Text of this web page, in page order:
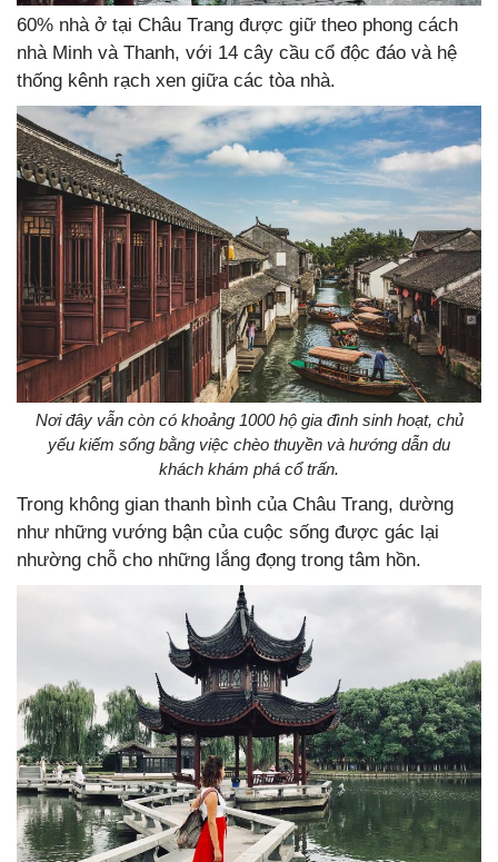
60% nhà ở tại Châu Trang được giữ theo phong cách
nhà Minh và Thanh, với 14 cây cầu cổ độc đáo và hệ
thống kênh rạch xen giữa các tòa nhà.
Nơi đây vẫn còn có khoảng 1000 hộ gia đình sinh hoạt, chủ
yếu kiếm sống bằng việc chèo thuyền và hướng dẫn du
khách khám phá cổ trấn.
Trong không gian thanh bình của Châu Trang, dường
như những vướng bận của cuộc sống được gác lại
nhường chỗ cho những lắng đọng trong tâm hồn.